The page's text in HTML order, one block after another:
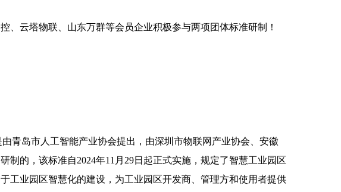
、云塔物联、山东万群等会员企业积极参与两项团体标准研制！
青岛市人工智能产业协会提出，由深圳市物联网产业协会、安徽
的，该标准自2024年11月29日起正式实施，规定了智慧工业园区
工业园区智慧化的建设，为工业园区开发商、管理方和使用者提供